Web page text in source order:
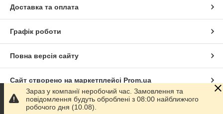
Доставка та оплата
Графік роботи
Повна версія сайту
Сайт створено на маркетплейсі Prom.ua
Політика конфіденційності
Зараз у компанії неробочий час. Замовлення та
повідомлення будуть оброблені з 08:00 найближчого
робочого дня (10.08).